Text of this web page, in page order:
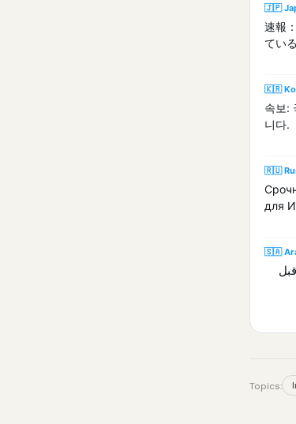
🇯🇵
速報
てい
🇰🇷
속보:
니다.
🇷🇺
для
🇸🇦
Topics: